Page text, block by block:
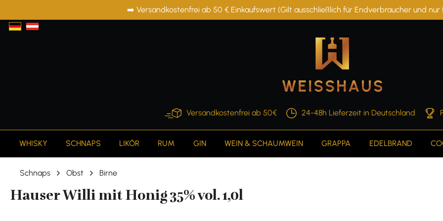
Zur Hauptnavigation springen➡️ Versandkostenfrei ab 50 € Einkaufswert (Gilt ausschließlich für Endverbraucher und
Versandkostenfrei ab 50€ 24-48h Lieferzeit in Deutschland
WHISKY SCHNAPS LIKÖR RUM GIN WEIN & SCHAUMWEIN GRAPPA EDELBRAND
Schnaps Obst Birne
Hauser Willi mit Honig 35% vol. 1,0l